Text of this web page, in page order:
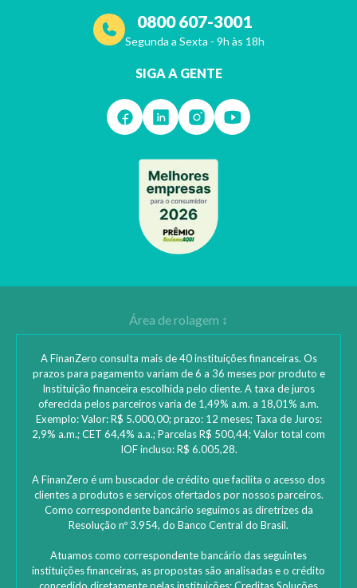
0800 607-3001
Segunda a Sexta - 9h às 18h
SIGA A GENTE
A FinanZero consulta mais de 40 instituições financeiras. Os
prazos para pagamento variam de 6 a 36 meses por produto e
Instituição financeira escolhida pelo cliente. A taxa de juros
oferecida pelos parceiros varia de 1,49% a.m. a 18,01% a.m.
Exemplo: Valor: R$ 5.000,00; prazo: 12 meses; Taxa de Juros:
2,9% a.m.; CET 64,4% a.a.; Parcelas R$ 500,44; Valor total com
IOF incluso: R$ 6.005,28.
A FinanZero é um buscador de crédito que facilita o acesso dos
clientes a produtos e serviços ofertados por nossos parceiros.
Como correspondente bancário seguimos as diretrizes da
Resolução nº 3.954, do Banco Central do Brasil.
Atuamos como correspondente bancário das seguintes
instituições financeiras, as propostas são analisadas e o crédito